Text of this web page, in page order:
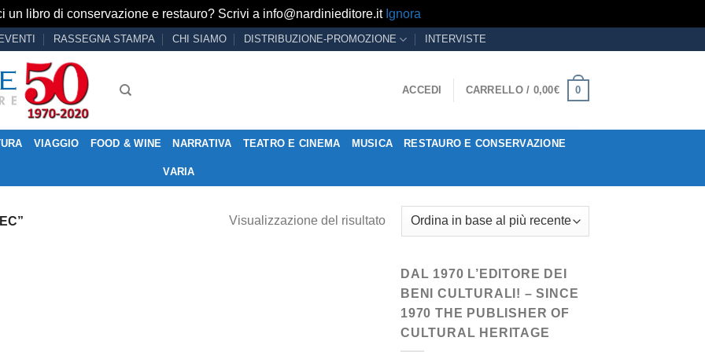
un libro di conservazione e restauro? Scrivi a info@nardinieditore.it Ignora
EVENTI RASSEGNA STAMPA CHI SIAMO DISTRIBUZIONE-PROMOZIONE INTERVISTE
ACCEDI CARRELLO / 0,00€ 0
VIAGGIO FOOD & WINE NARRATIVA TEATRO E CINEMA MUSICA RESTAURO E CONSERVAZIONE
VARIA
Visualizzazione del risultato
DAL 1970 L’EDITORE DEI
BENI CULTURALI! – SINCE
1970 THE PUBLISHER OF
CULTURAL HERITAGE